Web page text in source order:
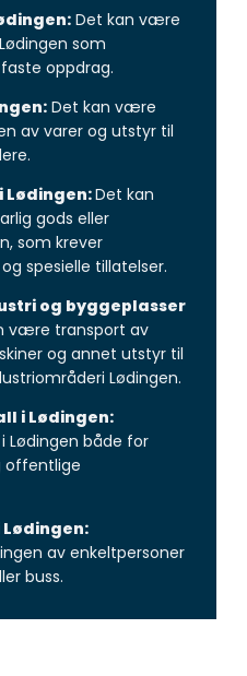
Det kan være
som
oppdrag.
Det kan være
av varer og utstyr til
Lødingen:Det kan
gods eller
som krever
spesielle tillatelser.
og byggeplasser
være transport av
og annet utstyr til
Lødingen.
i Lødingen:
Lødingen både for
offentlige
av enkeltpersoner
buss.